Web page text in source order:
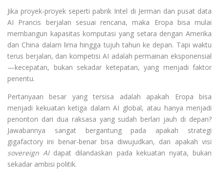
Jika proyek-proyek seperti pabrik Intel di Jerman dan pusat data
AI Prancis berjalan sesuai rencana, maka Eropa bisa mulai
membangun kapasitas komputasi yang setara dengan Amerika
dan China dalam lima hingga tujuh tahun ke depan. Tapi waktu
terus berjalan, dan kompetisi AI adalah permainan eksponensial
—kecepatan, bukan sekadar ketepatan, yang menjadi faktor
penentu.
Pertanyaan besar yang tersisa adalah apakah Eropa bisa
menjadi kekuatan ketiga dalam AI global, atau hanya menjadi
penonton dari dua raksasa yang sudah berlari jauh di depan?
Jawabannya sangat bergantung pada apakah strategi
gigafactory ini benar-benar bisa diwujudkan, dan apakah visi
sovereign AIdapat dilandaskan pada kekuatan nyata, bukan
sekadar ambisi politik.